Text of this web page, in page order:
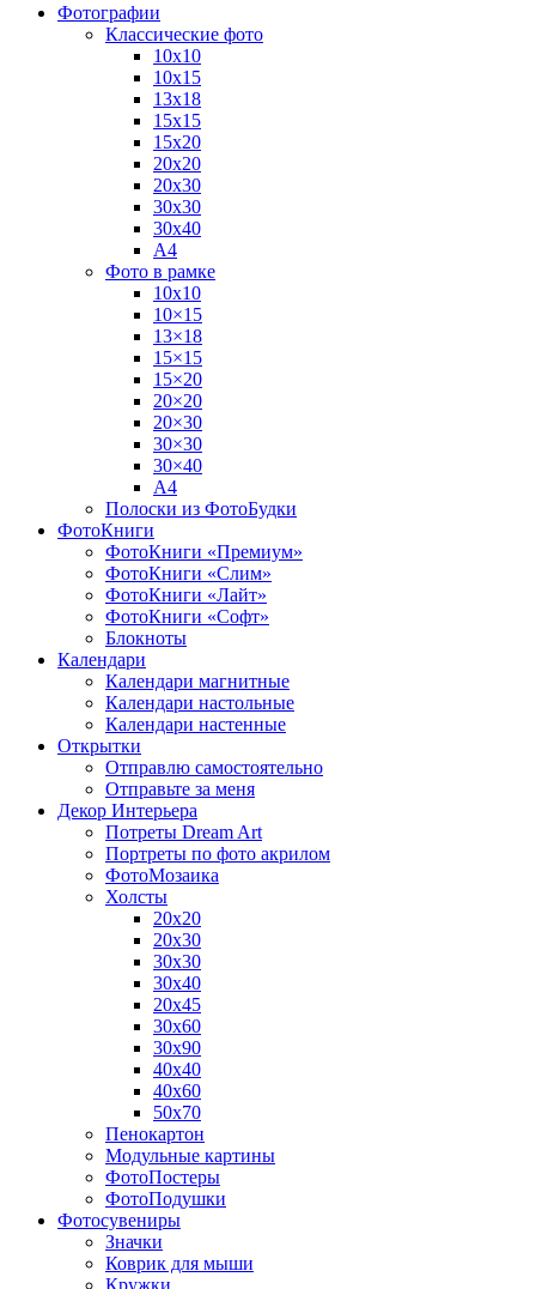
Фотографии
Классические фото
10х10
10х15
13х18
15х15
15х20
20х20
20х30
30х30
30х40
А4
Фото в рамке
10х10
10×15
13×18
15×15
15×20
20×20
20×30
30×30
30×40
A4
Полоски из ФотоБудки
ФотоКниги
ФотоКниги «Премиум»
ФотоКниги «Слим»
ФотоКниги «Лайт»
ФотоКниги «Софт»
Блокноты
Календари
Календари магнитные
Календари настольные
Календари настенные
Открытки
Отправлю самостоятельно
Отправьте за меня
Декор Интерьера
Потреты Dream Art
Портреты по фото акрилом
ФотоМозаика
Холсты
20х20
20х30
30х30
30х40
20х45
30х60
30х90
40х40
40х60
50х70
Пенокартон
Модульные картины
ФотоПостеры
ФотоПодушки
Фотоcувениры
Значки
Коврик для мыши
Кружки